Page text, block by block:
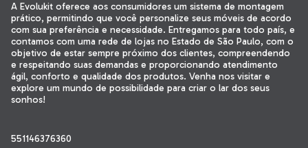
A Evolukit oferece aos consumidores um sistema de montagem
prático, permitindo que você personalize seus móveis de acordo
com sua preferência e necessidade. Entregamos para todo país, e
contamos com uma rede de lojas no Estado de São Paulo, com o
objetivo de estar sempre próximo dos clientes, compreendendo
e respeitando suas demandas e proporcionando atendimento
ágil, conforto e qualidade dos produtos. Venha nos visitar e
explore um mundo de possibilidade para criar o lar dos seus
sonhos!
551146376360